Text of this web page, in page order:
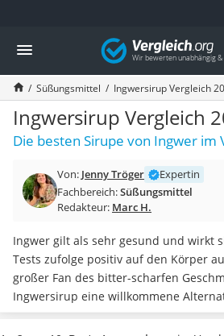
Die beliebtesten Vergleiche nach Kategorie
Lebensmittel
Schwarzkümmelöl
Knäckebrot
Schwarzkümmelöl-Kapseln
Manukahonig
Eiklar
Balsamico-Essig
Schwarzkümmelöl bio
Honig
Gemüsebrühe
Eiskaffee-Pulver
Irischer Whiskey
Grapefruitkernextrakt
Matcha-Set
Vergleich
Süßungsmittel Ingwersirup Vergleich
Ingwersirup Vergleich
Die besten Sirupe von Ingwer im
Von: Jenny Tröger
Expertin
Fachbereich:Süßungsmittel
Redakteur: Marc H.
Ingwer gilt als sehr gesund und wirkt
Tests zufolge positiv auf den Körper
großer Fan des bitter-scharfen
Ingwersirup eine willkommene
Ingwersaftkönnen Sie diesen zur